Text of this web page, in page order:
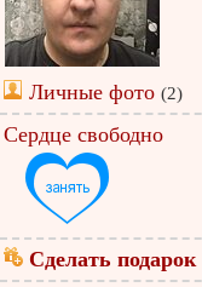
Личные фото (2)
Сердце свободно
Сделать подарок